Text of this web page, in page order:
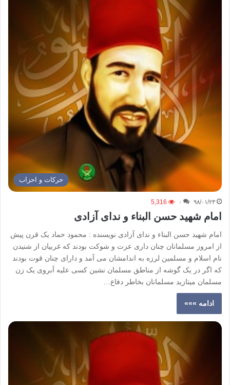
حركات و احزاب
۹۸/۰۱/۲۳ ۰ 5,316
امام شهید حسن البناء و ندای آزادی
امام شهید حسن البناء و ندای آزادی نویسنده : محمود حماد یک قرن پیش
از امروز مسلمانان چنان داری عزت و شوکت بودند که غربیان از شنیدن
نام اسلام و مسلمین لرزه به اندامشان می آمد و دارای چنان قوت بودند
که اگر در یک گوشه از مناطق مسلمان نشین کسی علیه آبروی یک زن
مسلمان میتازید مسلمانان بخاطر دفاع…
ادامه »»»